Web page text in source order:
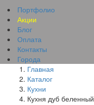
Портфолио
Акции
Блог
Оплата
Контакты
Города
Главная
Каталог
Кухни
Кухня дуб беленный